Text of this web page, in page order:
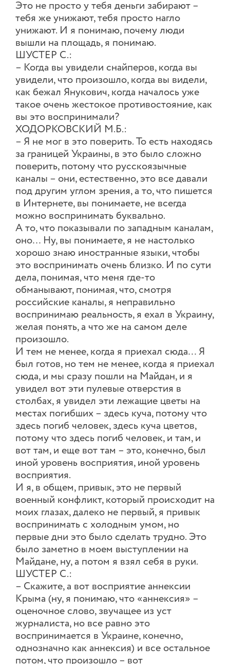
Это не просто у тебя деньги забирают –
тебя же унижают, тебя просто нагло
унижают. И я понимаю, почему люди
вышли на площадь, я понимаю.
ШУСТЕР С.:
– Когда вы увидели снайперов, когда вы
увидели, что произошло, когда вы видели,
как бежал Янукович, когда началось уже
такое очень жестокое противостояние, как
вы это воспринимали?
ХОДОРКОВСКИЙ М.Б.:
– Я не мог в это поверить. То есть находясь
за границей Украины, в это было сложно
поверить, потому что русскоязычные
каналы – они, естественно, это все давали
под другим углом зрения, а то, что пишется
в Интернете, вы понимаете, не всегда
можно воспринимать буквально.
А то, что показывали по западным каналам,
оно… Ну, вы понимаете, я не настолько
хорошо знаю иностранные языки, чтобы
это воспринимать очень близко. И по сути
дела, понимая, что меня где-то
обманывают, понимая, что, смотря
российские каналы, я неправильно
воспринимаю реальность, я ехал в Украину,
желая понять, а что же на самом деле
произошло.
И тем не менее, когда я приехал сюда… Я
был готов, но тем не менее, когда я приехал
сюда, и мы сразу пошли на Майдан, и я
увидел вот эти пулевые отверстия в
столбах, я увидел эти лежащие цветы на
местах погибших – здесь куча, потому что
здесь погиб человек, здесь куча цветов,
потому что здесь погиб человек, и там, и
вот там, и еще вот там – это, конечно, был
иной уровень восприятия, иной уровень
восприятия.
И я, в общем, привык, это не первый
военный конфликт, который происходит на
моих глазах, далеко не первый, я привык
воспринимать с холодным умом, но
первые дни это было сделать трудно. Это
было заметно в моем выступлении на
Майдане, ну, а потом я взял себя в руки.
ШУСТЕР С.:
– Скажите, а вот восприятие аннексии
Крыма (ну, я понимаю, что «аннексия» –
оценочное слово, звучащее из уст
журналиста, но все равно это
воспринимается в Украине, конечно,
однозначно как аннексия) и все остальное
потом, что произошло – вот